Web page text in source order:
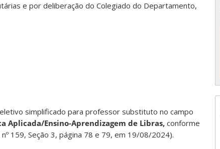
e por deliberação do Colegiado do Departamento,
simplificado para professor substituto no campo
Aplicada/Ensino-Aprendizagem de Libras, conforme
159, Seção 3, página 78 e 79, em 19/08/2024).